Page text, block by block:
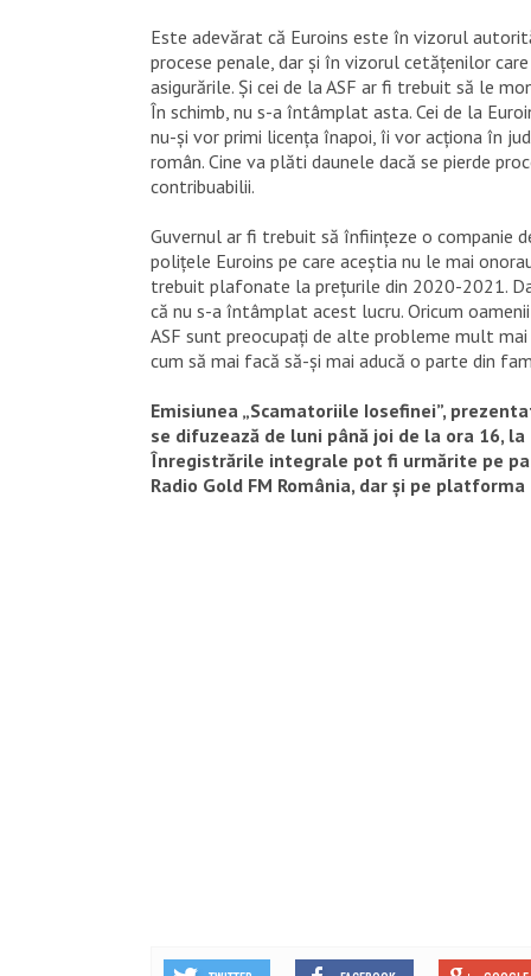
Este adevărat că Euroins este în vizorul
procese penale, dar și în vizorul cetățenilor
asigurările. Și cei de la ASF ar fi trebuit să le
În schimb, nu s-a întâmplat asta. Cei de la
nu-și vor primi licența înapoi, îi vor acționa în
român. Cine va plăti daunele dacă se pierde
contribuabilii.
Guvernul ar fi trebuit să înființeze o companie
polițele Euroins pe care aceștia nu le mai
trebuit plafonate la prețurile din 2020-2021.
că nu s-a întâmplat acest lucru. Oricum
ASF sunt preocupați de alte probleme mult
cum să mai facă să-și mai aducă o parte din
Emisiunea „Scamatoriile Iosefinei”,
se difuzează de luni până joi de la ora 16, la
Înregistrările integrale pot fi urmărite pe
Radio Gold FM România, dar și pe